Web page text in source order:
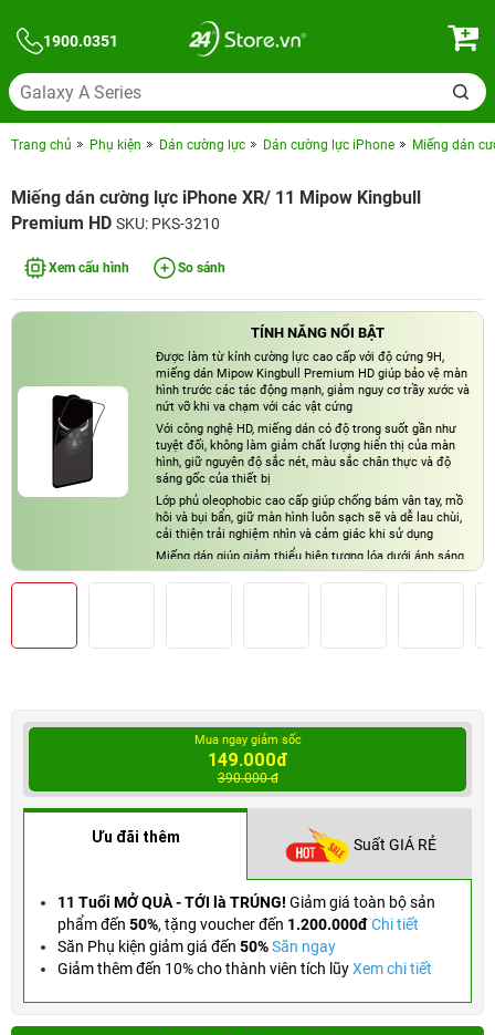
1900.0351
Trang chủ Phụ kiện Dán cường lực Dán cường lực iPhone Miếng dán
Miếng dán cường lực iPhone XR/ 11 Mipow Kingbull
Premium HD SKU: PKS-3210
Xem cấu hình So sánh
TÍNH NĂNG NỔI BẬT
Được làm từ kính cường lực cao cấp với độ cứng 9H,
miếng dán Mipow Kingbull Premium HD giúp bảo vệ màn
hình trước các tác động mạnh, giảm nguy cơ trầy xước và
nứt vỡ khi va chạm với các vật cứng
Với công nghệ HD, miếng dán có độ trong suốt gần như
tuyệt đối, không làm giảm chất lượng hiển thị của màn
hình, giữ nguyên độ sắc nét, màu sắc chân thực và độ
sáng gốc của thiết bị
Lớp phủ oleophobic cao cấp giúp chống bám vân tay, mồ
hôi và bụi bẩn, giữ màn hình luôn sạch sẽ và dễ lau chùi,
cải thiện trải nghiệm nhìn và cảm giác khi sử dụng
Miếng dán giúp giảm thiểu hiện tượng lóa dưới ánh sáng
mạnh, cho phép sử dụng thiết bị dễ chịu hơn trong nhiều
điều kiện ánh sáng khác nhau
Mua ngay giảm sốc
149.000đ
390.000 đ
Ưu đãi thêm Suất GIÁ RẺ
11 Tuổi MỞ QUÀ - TỚI là TRÚNG! Giảm giá toàn bộ sản
phẩm đến 50%, tặng voucher đến 1.200.000đChi tiết
Săn Phụ kiện giảm giá đến 50%Săn ngay
Giảm thêm đến 10% cho thành viên tích lũyXem chi tiết